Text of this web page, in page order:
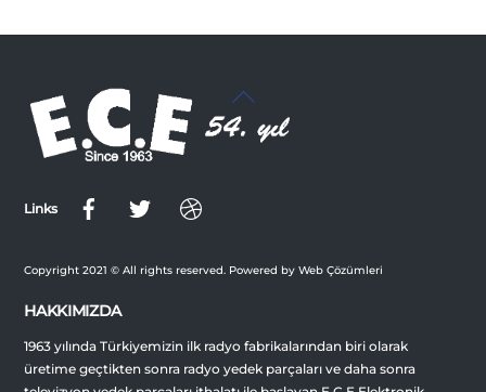
Back
Top
Links
Copyright 2021 © All rights reserved. Powered by Web Çözümleri
HAKKIMIZDA
1963 yılında Türkiyemizin ilk radyo fabrikalarından biri olarak
üretime geçtikten sonra radyo yedek parçaları ve daha sonra